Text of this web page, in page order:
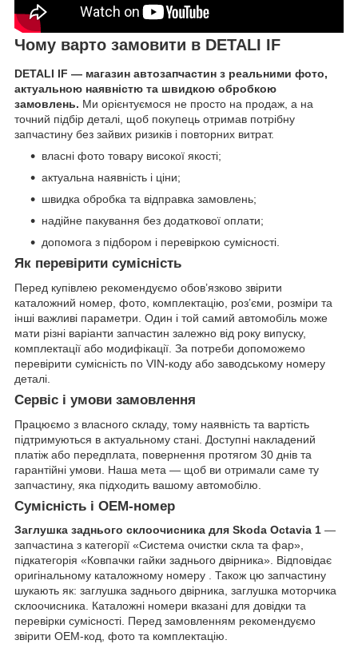
Чому варто замовити в DETALI IF
DETALI IF — магазин автозапчастин з реальними фото,
актуальною наявністю та швидкою обробкою
замовлень. Ми орієнтуємося не просто на продаж, а на
точний підбір деталі, щоб покупець отримав потрібну
запчастину без зайвих ризиків і повторних витрат.
власні фото товару високої якості;
актуальна наявність і ціни;
швидка обробка та відправка замовлень;
надійне пакування без додаткової оплати;
допомога з підбором і перевіркою сумісності.
Як перевірити сумісність
Перед купівлею рекомендуємо обов’язково звірити
каталожний номер, фото, комплектацію, роз’єми, розміри та
інші важливі параметри. Один і той самий автомобіль може
мати різні варіанти запчастин залежно від року випуску,
комплектації або модифікації. За потреби допоможемо
перевірити сумісність по VIN-коду або заводському номеру
деталі.
Сервіс і умови замовлення
Працюємо з власного складу, тому наявність та вартість
підтримуються в актуальному стані. Доступні накладений
платіж або передплата, повернення протягом 30 днів та
гарантійні умови. Наша мета — щоб ви отримали саме ту
запчастину, яка підходить вашому автомобілю.
Сумісність і OEM-номер
Заглушка заднього склоочисника для Skoda Octavia 1 —
запчастина з категорії «Система очистки скла та фар»,
підкатегорія «Ковпачки гайки заднього двірника». Відповідає
оригінальному каталожному номеру . Також цю запчастину
шукають як: заглушка заднього двірника, заглушка моторчика
склоочисника. Каталожні номери вказані для довідки та
перевірки сумісності. Перед замовленням рекомендуємо
звірити OEM-код, фото та комплектацію.